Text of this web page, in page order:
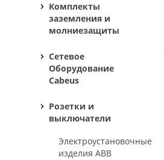
Комплекты
заземления и
молниезащиты
Сетевое
Оборудование
Cabeus
Розетки и
выключатели
Электроустановочные
изделия ABB